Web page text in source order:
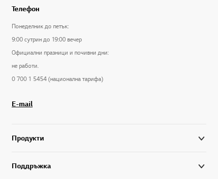
Телефон
Понеделник до петък:
9:00 сутрин до 19:00 вечер
Официални празници и почивни дни:
не работи.
0 700 1 5454 (национална тарифа)
E-mail
Продукти
Поддръжка